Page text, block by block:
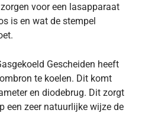
voor een lasapparaat
is en wat de stempel
Gescheiden heeft
te koelen. Dit komt
en diodebrug. Dit zorgt
een zeer natuurlijke wijze de